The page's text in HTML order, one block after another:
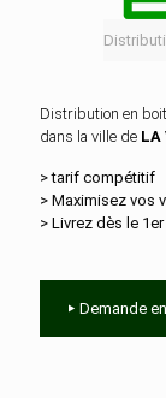
Distribution en
dans la ville de LA
> tarif compétitif
> Maximisez vos
> Livrez dès le
Demande